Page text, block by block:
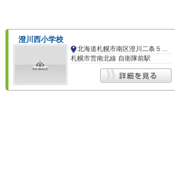
澄川西小学校
北海道札幌市南区澄川二条５丁目
札幌市営南北線 自衛隊前駅